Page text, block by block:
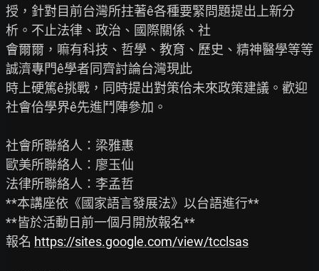
授，針對目前台灣所拄著ê各種要緊問題提出上新分
析。不止法律、政治、國際關係、社
會爾爾，嘛有科技、哲學、教育、歷史、精神醫學等等
誠濟專門ê學者同齊討論台灣現此
時上硬篤ê挑戰，同時提出對策佮未來政策建議。歡迎
社會佮學界ê先進鬥陣參加。
社會所聯絡人：梁雅惠
歐美所聯絡人：廖玉仙
法律所聯絡人：李孟哲
**本講座依《國家語言發展法》以台語進行**
**皆於活動日前一個月開放報名**
報名 https://sites.google.com/view/tcclsas